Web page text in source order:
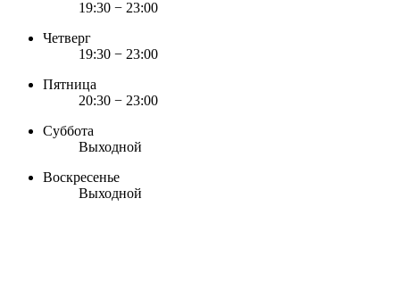
19:30 − 23:00
Четверг
19:30 − 23:00
Пятница
20:30 − 23:00
Суббота
Выходной
Воскресенье
Выходной